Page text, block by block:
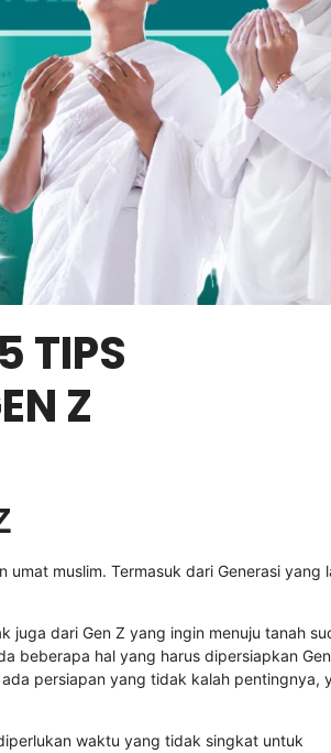
TIPS
Z
muslim. Termasuk dari Generasi yang
juga dari Gen Z yang ingin menuju tanah
beberapa hal yang harus dipersiapkan
persiapan yang tidak kalah pentingnya,
waktu yang tidak singkat untuk